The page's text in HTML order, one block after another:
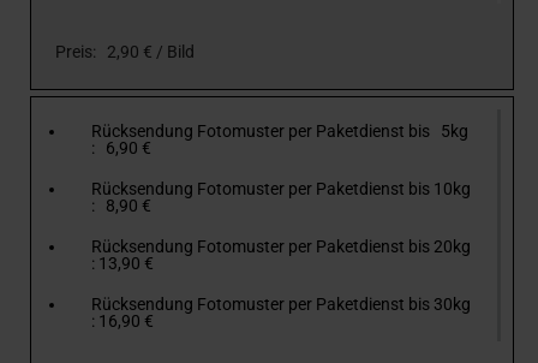
Preis: 2,90 € / Bild
Rücksendung Fotomuster per Paketdienst bis 5kg
: 6,90 €
Rücksendung Fotomuster per Paketdienst bis 10kg
: 8,90 €
Rücksendung Fotomuster per Paketdienst bis 20kg
: 13,90 €
Rücksendung Fotomuster per Paketdienst bis 30kg
: 16,90 €